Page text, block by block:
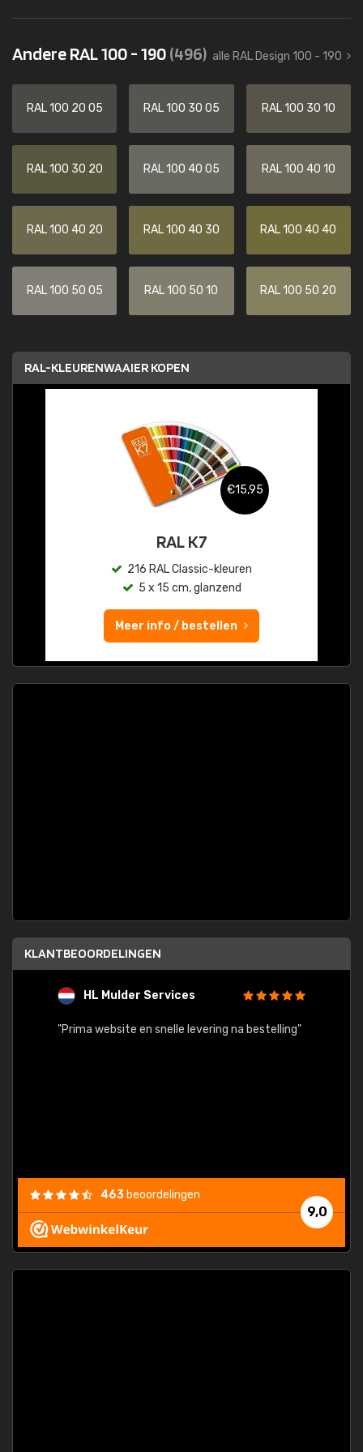
Andere RAL 100 - 190(496) alle RAL Design 100 - 190
RAL 100 20 05 RAL 100 30 05 RAL 100 30 10
RAL 100 30 20 RAL 100 40 05 RAL 100 40 10
RAL 100 40 20 RAL 100 40 30 RAL 100 40 40
RAL 100 50 05 RAL 100 50 10 RAL 100 50 20
RAL-KLEURENWAAIER KOPEN
€15,95
RAL K7
216 RAL Classic-kleuren
5 x 15 cm, glanzend
Meer info / bestellen
KLANTBEOORDELINGEN
HL Mulder Services
"Prima website en snelle levering na bestelling"
9,0
463 beoordelingen